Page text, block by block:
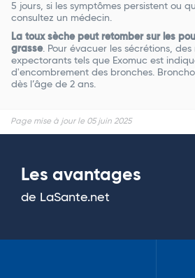
5 jours, si les symptômes persistent ou
consultez un médecin.
La toux sèche peut retomber sur les
grasse. Pour évacuer les sécrétions,
expectorants tels que Exomuc est
d'encombrement des bronches.
dès l’âge de 2 ans.
Page mise à jour le 05 juin 2025
Les avantages
de LaSante.net